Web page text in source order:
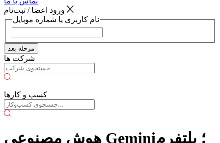
نام کاربری یا شماره موبایل
مرحله بعد
شرکت ها
کسب و کارها
هوش مصنوعی Gemini؛ پلتفرم